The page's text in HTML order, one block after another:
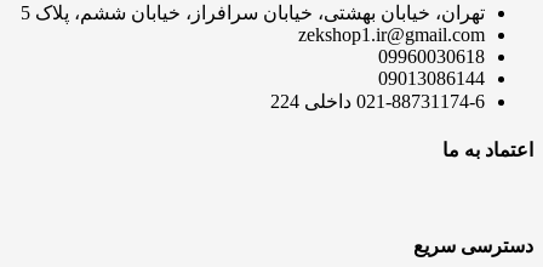
تهران، خیابان بهشتی، خیابان سرافراز، خیابان ششم، پلاک 5
zekshop1.ir@gmail.com
09960030618
09013086144
021-88731174-6 داخلی 224
اعتماد به ما
دسترسی سریع